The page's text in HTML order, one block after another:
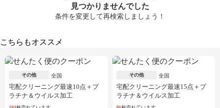
見つかりませんでした
条件を変更して再検索しましょう！
こちらもオススメ
その他 全国
宅配クリーニング最速10点＋プ
ラチナ＆ウイルス加工
その他 全国
宅配クリーニング最速15点＋プ
ラチナ＆ウイルス加工